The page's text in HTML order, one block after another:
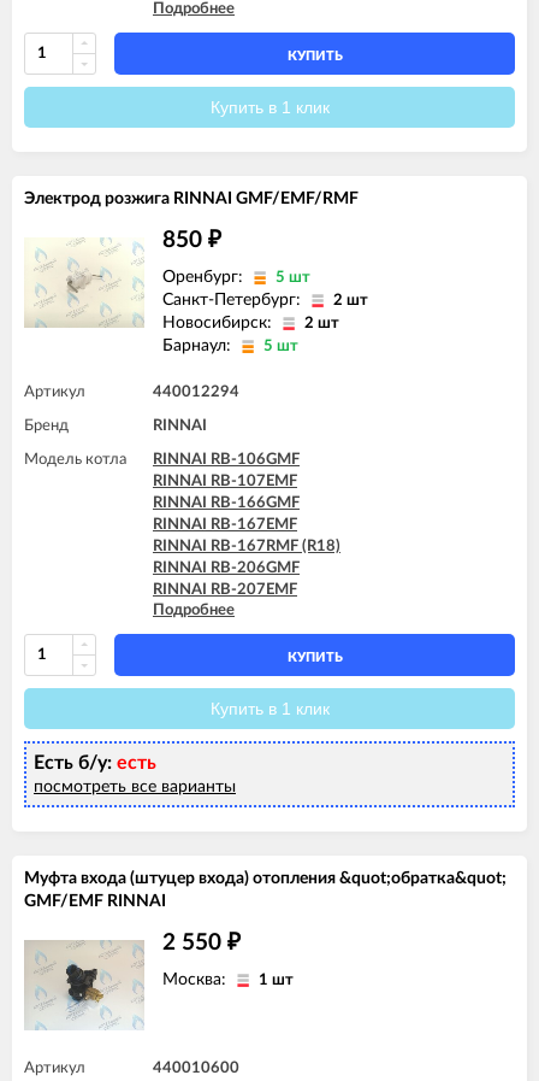
RINNAI RB-367EMF
RINNAI RB-367RMF (R42)
Подробнее
КУПИТЬ
Купить в 1 клик
Электрод розжига RINNAI GMF/EMF/RMF
850 ₽
Оренбург: 5 шт
Санкт-Петербург: 2 шт
Новосибирск: 2 шт
Барнаул: 5 шт
Артикул 440012294
Бренд RINNAI
Модель котла
RINNAI RB-106GMF
RINNAI RB-107EMF
RINNAI RB-166GMF
RINNAI RB-167EMF
RINNAI RB-167RMF (R18)
RINNAI RB-206GMF
RINNAI RB-207EMF
RINNAI RB-207RMF (R24)
RINNAI RB-256GMF
RINNAI RB-257EMF
RINNAI RB-257RMF (R30)
RINNAI RB-307EMF
RINNAI RB-307RMF (R36)
RINNAI RB-366GMF
RINNAI RB-367EMF
RINNAI RB-367RMF (R42)
Подробнее
КУПИТЬ
Купить в 1 клик
Есть б/у: есть
посмотреть все варианты
Муфта входа (штуцер входа) отопления &quot;обратка&quot;
GMF/EMF RINNAI
2 550 ₽
Москва: 1 шт
Артикул 440010600